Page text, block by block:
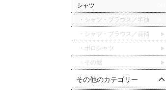
シャツ
・シャツ・ブラウス／半袖
・シャツ・ブラウス／長袖
・ポロシャツ
・その他
その他のカテゴリー